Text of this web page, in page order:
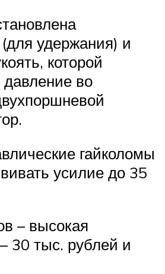
удержания) и
которой
давление во
гайколомы
усилие до 35
– высокая
30 тыс. рублей и